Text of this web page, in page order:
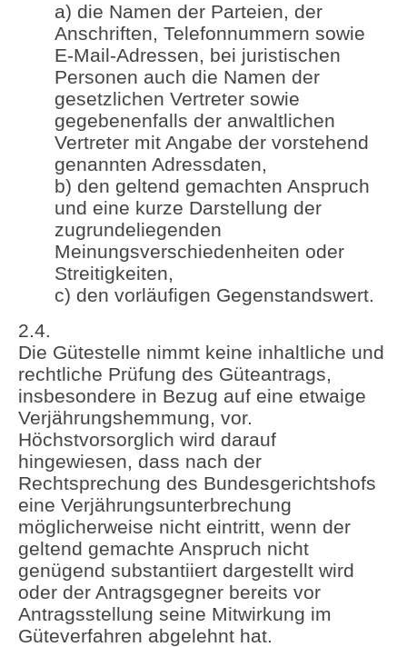
a) die Namen der Parteien, der
Anschriften, Telefonnummern sowie
E-Mail-Adressen, bei juristischen
Personen auch die Namen der
gesetzlichen Vertreter sowie
gegebenenfalls der anwaltlichen
Vertreter mit Angabe der vorstehend
genannten Adressdaten,
b) den geltend gemachten Anspruch
und eine kurze Darstellung der
zugrundeliegenden
Meinungsverschiedenheiten oder
Streitigkeiten,
c) den vorläufigen Gegenstandswert.
2.4.
Die Gütestelle nimmt keine inhaltliche und
rechtliche Prüfung des Güteantrags,
insbesondere in Bezug auf eine etwaige
Verjährungshemmung, vor.
Höchstvorsorglich wird darauf
hingewiesen, dass nach der
Rechtsprechung des Bundesgerichtshofs
eine Verjährungsunterbrechung
möglicherweise nicht eintritt, wenn der
geltend gemachte Anspruch nicht
genügend substantiiert dargestellt wird
oder der Antragsgegner bereits vor
Antragsstellung seine Mitwirkung im
Güteverfahren abgelehnt hat.